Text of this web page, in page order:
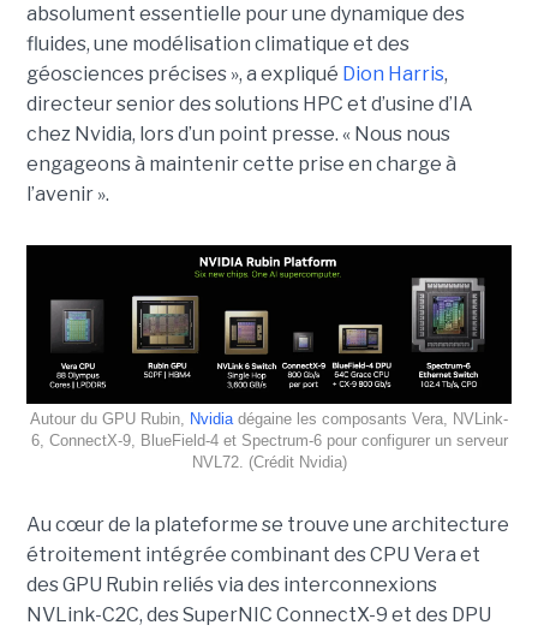
absolument essentielle pour une dynamique des
fluides, une modélisation climatique et des
géosciences précises », a expliqué Dion Harris,
directeur senior des solutions HPC et d’usine d’IA
chez Nvidia, lors d’un point presse. « Nous nous
engageons à maintenir cette prise en charge à
l’avenir ».
Autour du GPU Rubin, Nvidia dégaine les composants Vera, NVLink-
6, ConnectX-9, BlueField-4 et Spectrum-6 pour configurer un serveur
NVL72. (Crédit Nvidia)
Au cœur de la plateforme se trouve une architecture
étroitement intégrée combinant des CPU Vera et
des GPU Rubin reliés via des interconnexions
NVLink-C2C, des SuperNIC ConnectX-9 et des DPU